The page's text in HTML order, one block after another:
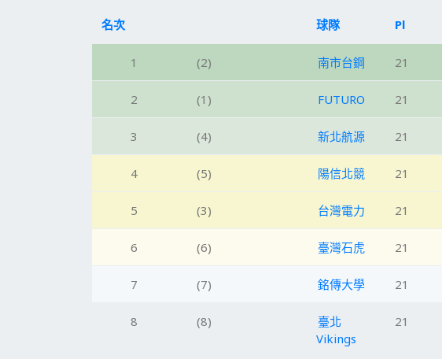
名次 球隊 Pl
1 (2) 南市台鋼 21
2 (1) FUTURO 21
3 (4) 新北航源 21
4 (5) 陽信北競 21
5 (3) 台灣電力 21
6 (6) 臺灣石虎 21
7 (7) 銘傳大學 21
8 (8)
臺北
Vikings
21